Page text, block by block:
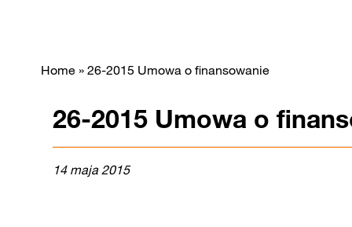
Home » 26-2015 Umowa o finansowanie
26-2015 Umowa o
14 maja 2015